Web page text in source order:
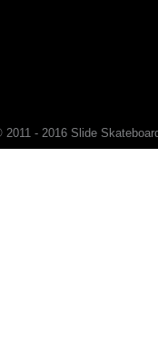
2011 - 2016 Slide